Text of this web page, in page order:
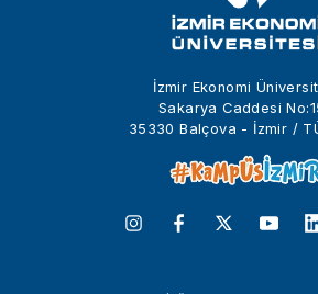
İzmir Ekonomi
Sakarya Caddesi
35330 Balçova - İzmir /